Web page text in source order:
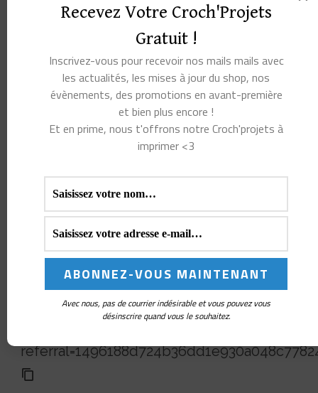
Partage ton lien de référence pour inviter
tes ami(e)s à découvrir Croch'ta maille et
recevoir une récompense !
Recevez Votre Croch'Projets
Gratuit !
Inscrivez-vous pour recevoir nos mails mails avec
les actualités, les mises à jour du shop, nos
évènements, des promotions en avant-première
et bien plus encore !
Et en prime, nous t'offrons notre Croch'projets à
imprimer <3
Avec nous, pas de courrier indésirable et vous pouvez vous
désinscrire quand vous le souhaitez.